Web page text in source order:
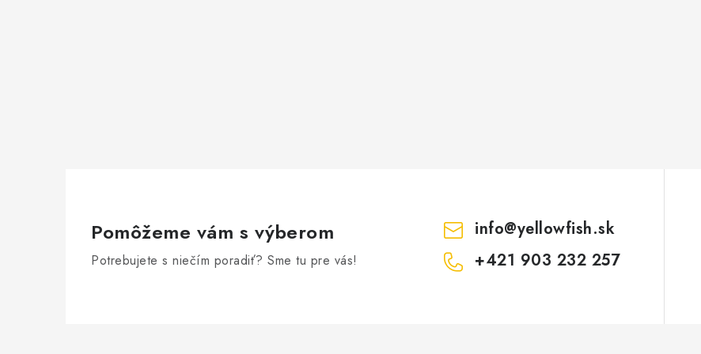
Pomôžeme vám s výberom
Potrebujete s niečím poradiť? Sme tu pre vás!
info@yellowfish.sk
+421 903 232 257